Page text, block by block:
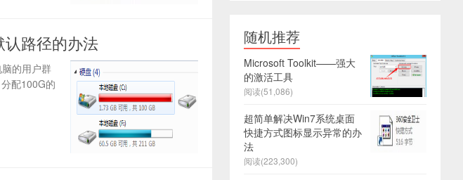
路径的办法
的用户群
配100G的
随机推荐
Microsoft Toolkit——强大
的激活工具
阅读(51,086)
超简单解决Win7系统桌面
快捷方式图标显示异常的办
法
阅读(223,300)